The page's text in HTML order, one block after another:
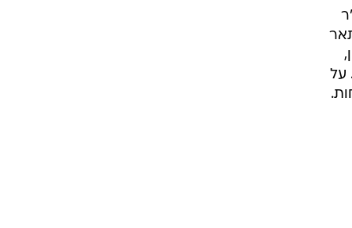
על